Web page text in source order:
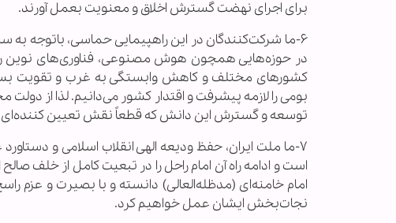
برای اجرای نهضت گسترش اخلاق و معنویت بعمل آورند.
۶-ما شرکت‌کنندگان در این راهپیمایی حماسی، باتوجه
در حوزه‌هایی همچون هوش مصنوعی، فناوری‌های نوین
کشورهای مختلف و کاهش وابستگی به غرب و تقویت
بومی را لازمه پیشرفت و اقتدار کشور می‌دانیم. لذا از
توسعه و گسترش این دانش که قطعاً نقش تعیین کننده‌ای
۷-ما ملت ایران، حفظ ودیعه الهی انقلاب اسلامی و
است و ادامه راه آن امام راحل را در تبعیت کامل از خلف
امام خامنه‌ای (مدظله‌العالی) دانسته و با بصیرت و عزم
نجات‌بخش ایشان عمل خواهیم کرد.